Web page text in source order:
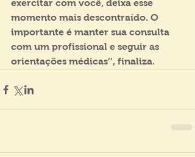
exercitar com você, deixa esse
momento mais descontraído. O
importante é manter sua consulta
com um profissional e seguir as
orientações médicas’’, finaliza.